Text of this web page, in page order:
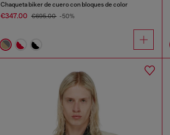
Chaqueta biker de cuero con bloques de color
€347.00 €695.00 -50%